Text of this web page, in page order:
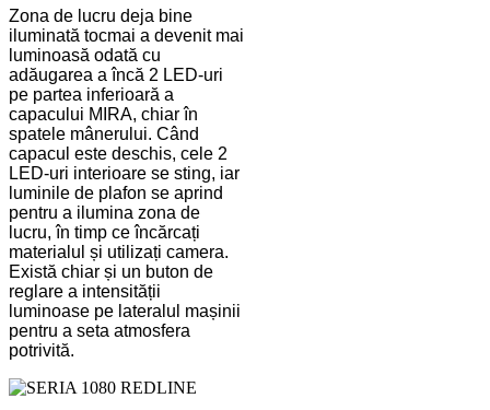
Zona de lucru deja bine
iluminată tocmai a devenit mai
luminoasă odată cu
adăugarea a încă 2 LED-uri
pe partea inferioară a
capacului MIRA, chiar în
spatele mânerului. Când
capacul este deschis, cele 2
LED-uri interioare se sting, iar
luminile de plafon se aprind
pentru a ilumina zona de
lucru, în timp ce încărcați
materialul și utilizați camera.
Există chiar și un buton de
reglare a intensității
luminoase pe lateralul mașinii
pentru a seta atmosfera
potrivită.